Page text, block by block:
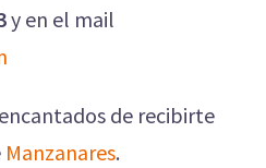
y en el mail
de recibirte
Manzanares.